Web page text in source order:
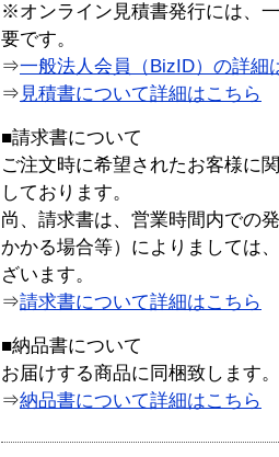
※オンライン見積書発行には、
要です。
⇒一般法人会員（BizID）の詳細
⇒ 見積書について詳細はこちら
■請求書について
ご注文時に希望されたお客様に
しております。
尚、請求書は、営業時間内での
かかる場合等）によりましては
ざいます。
⇒請求書について詳細はこちら
■納品書について
お届けする商品に同梱致します。
⇒納品書について詳細はこちら